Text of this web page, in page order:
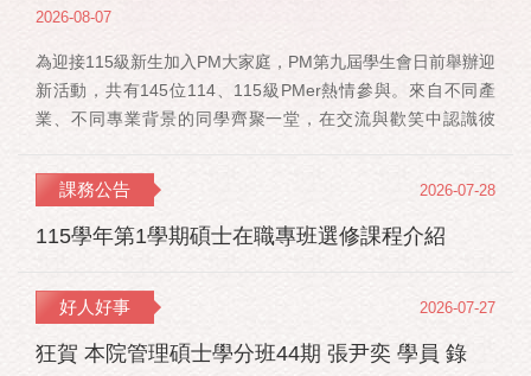
2026-08-07
為迎接115級新生加入PM大家庭，PM第九屆學生會日前舉辦迎
新活動，共有145位114、115級PMer熱情參與。來自不同產
業、不同專業背景的同學齊聚一堂，在交流與歡笑中認識彼
謝郭佳瑋院長、PMBA孔令傑主任及PMBM何佳安主任蒞臨現
場，給予115 級新生勉勵與祝福；PMLBA謝煜偉主任雖人在國
外進修，也特別捎來祝福，為即將...
課務公告
115學年第1學期碩士在職專班選修課程介紹
2026-07-28
好人好事
狂賀 本院管理碩士學分班44期 張尹奕 學員 錄
2026-07-27